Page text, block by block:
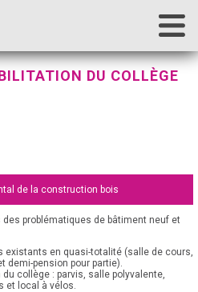
outils
DU COLLÈGE
de la construction bois
problématiques de bâtiment neuf et
existants en quasi-totalité (salle de cours,
demi-pension pour partie).
collège : parvis, salle polyvalente,
et local à vélos.